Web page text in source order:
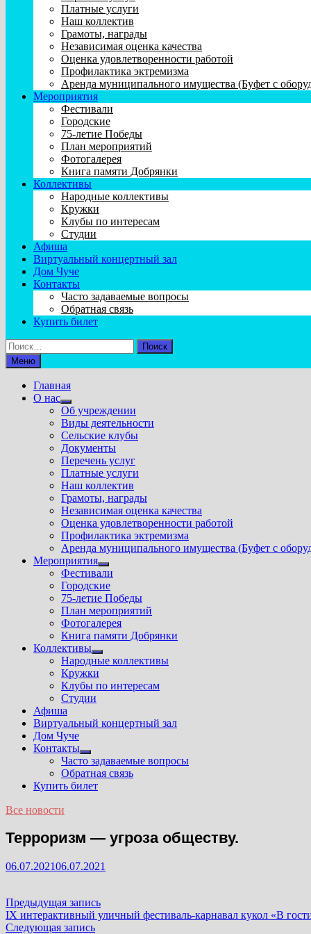
Платные услуги
Наш коллектив
Грамоты, награды
Независимая оценка качества
Оценка удовлетворенности работой
Профилактика эктремизма
Аренда муниципального имущества (Буфет с
Мероприятия
Фестивали
Городские
75-летие Победы
План мероприятий
Фотогалерея
Книга памяти Добрянки
Коллективы
Народные коллективы
Кружки
Клубы по интересам
Студии
Афиша
Виртуальный концертный зал
Дом Чуче
Контакты
Часто задаваемые вопросы
Обратная связь
Купить билет
Найти:
Меню
Главная
О нас
Показать
подменю
Об учреждении
Виды деятельности
Сельские клубы
Документы
Перечень услуг
Платные услуги
Наш коллектив
Грамоты, награды
Независимая оценка качества
Оценка удовлетворенности работой
Профилактика эктремизма
Аренда муниципального имущества (Буфет с
Мероприятия
Показать
подменю
Фестивали
Городские
75-летие Победы
План мероприятий
Фотогалерея
Книга памяти Добрянки
Коллективы
Показать
подменю
Народные коллективы
Кружки
Клубы по интересам
Студии
Афиша
Виртуальный концертный зал
Дом Чуче
Контакты
Показать
подменю
Часто задаваемые вопросы
Обратная связь
Купить билет
Все новости
Терроризм — угроза обществу.
06.07.202106.07.2021
Навигация
по
Предыдущая записьПредыдущая
запись:
IX интерактивный уличный фестиваль-карнавал кукол «В
Следующая записьСледующая